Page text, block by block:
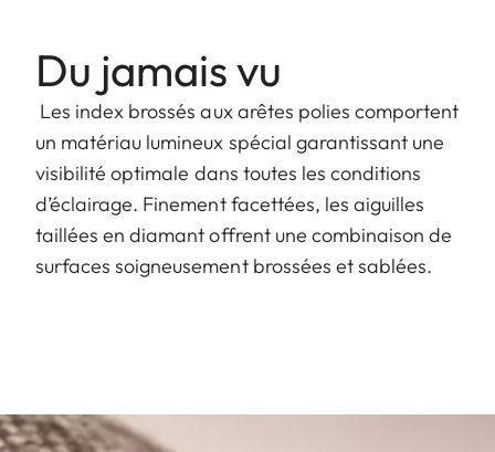
Du jamais vu
Les index brossés aux arêtes polies comportent
un matériau lumineux spécial garantissant une
visibilité optimale dans toutes les conditions
d’éclairage. Finement facettées, les aiguilles
taillées en diamant offrent une combinaison de
surfaces soigneusement brossées et sablées.